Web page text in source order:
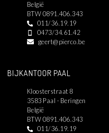
België
BTW 0891.406.343
011/36.19.19
0473/34.61.42
geert@pierco.be
BIJKANTOOR PAAL
Kloosterstraat 8
3583 Paal - Beringen
België
BTW 0891.406.343
011/36.19.19